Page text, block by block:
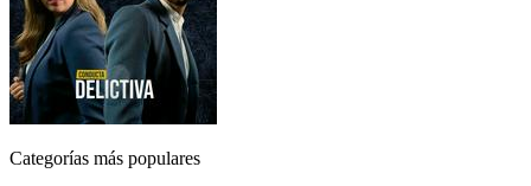
Categorías más populares